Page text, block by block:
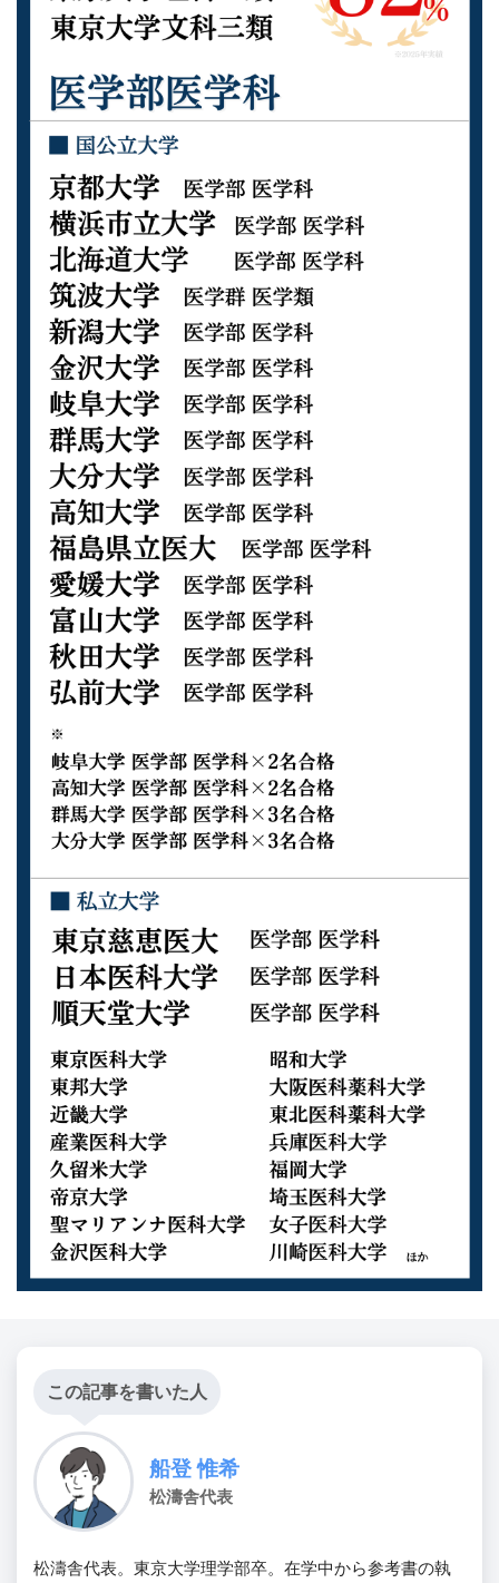
この記事を書いた人
船登 惟希
松濤舎代表
松濤舎代表。東京大学理学部卒。在学中から参考書の執